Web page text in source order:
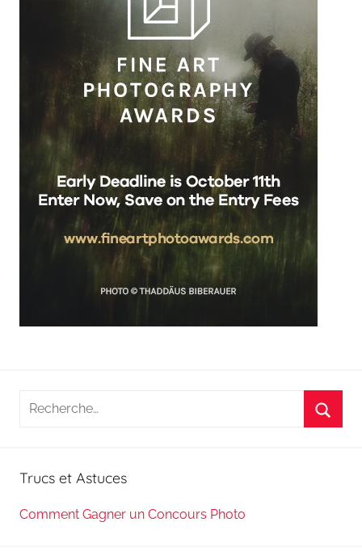
Recherche
Trucs et Astuces
Comment Gagner un Concours Photo